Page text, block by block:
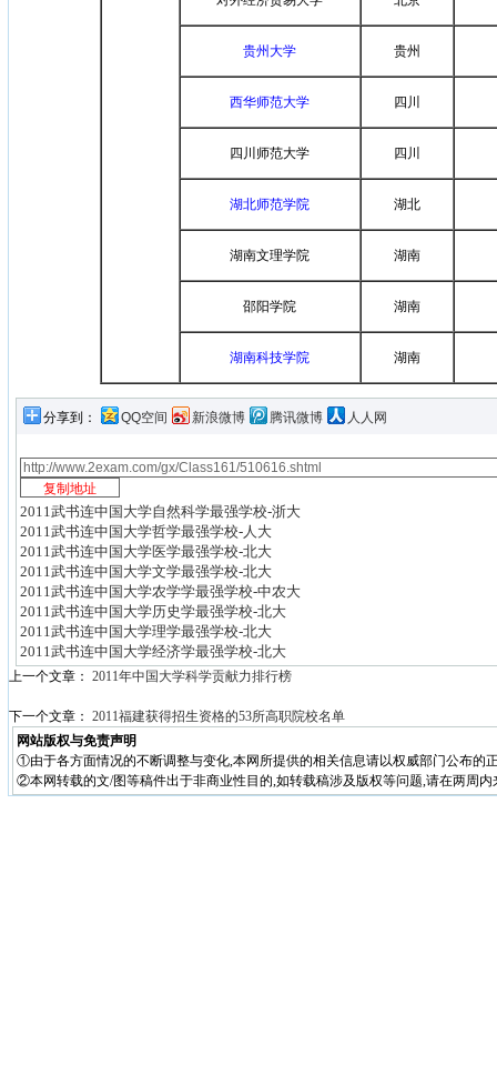
贵州大学 贵州
西华师范大学 四川
四川师范大学 四川
湖北师范学院 湖北
湖南文理学院 湖南
邵阳学院 湖南
湖南科技学院 湖南
分享到： QQ空间 新浪微博 腾讯微博 人人网
2011武书连中国大学自然科学最强学校-浙大
2011武书连中国大学哲学最强学校-人大
2011武书连中国大学医学最强学校-北大
2011武书连中国大学文学最强学校-北大
2011武书连中国大学农学学最强学校-中农大
2011武书连中国大学历史学最强学校-北大
2011武书连中国大学理学最强学校-北大
2011武书连中国大学经济学最强学校-北大
上一个文章： 2011年中国大学科学贡献力排行榜
下一个文章： 2011福建获得招生资格的53所高职院校名单
网站版权与免责声明
①由于各方面情况的不断调整与变化,本网所提供的相关信息请以权威部门公布的
②本网转载的文/图等稿件出于非商业性目的,如转载稿涉及版权等问题,请在两周内